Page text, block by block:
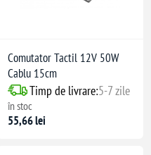
Comutator Tactil 12V 50W
Cablu 15cm
Timp de livrare:5-7 zile
în stoc
55,66 lei